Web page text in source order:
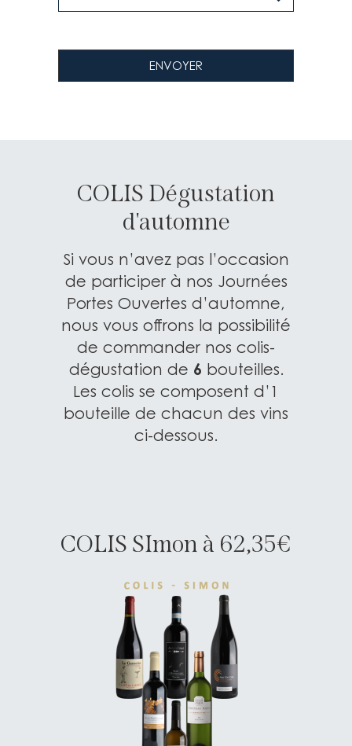
COLIS Dégustation
d'automne
Si vous n’avez pas l’occasion
de participer à nos Journées
Portes Ouvertes d’automne,
nous vous offrons la possibilité
de commander nos colis-
dégustation de 6 bouteilles.
Les colis se composent d’1
bouteille de chacun des vins
ci-dessous.
COLIS SImon à 62,35€